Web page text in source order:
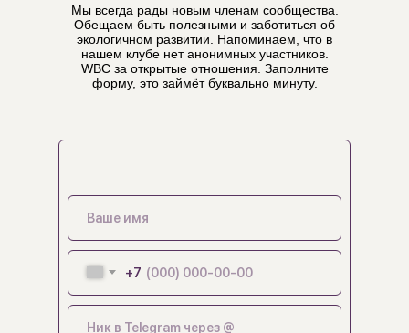
Мы всегда рады новым членам сообщества.
Обещаем быть полезными и заботиться об
экологичном развитии. Напоминаем, что в
нашем клубе нет анонимных участников.
WBC за открытые отношения. Заполните
форму, это займёт буквально минуту.
+7